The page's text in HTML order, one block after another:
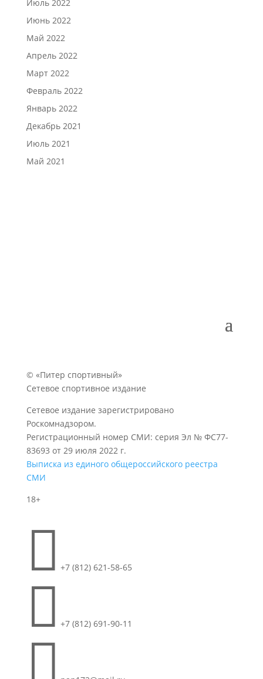
Июль 2022
Июнь 2022
Май 2022
Апрель 2022
Март 2022
Февраль 2022
Январь 2022
Декабрь 2021
Июль 2021
Май 2021
© «Питер спортивный»
Сетевое спортивное издание
Сетевое издание зарегистрировано
Роскомнадзором.
Регистрационный номер СМИ: серия Эл № ФС77-
83693 от 29 июля 2022 г.
Выписка из единого общероссийского реестра
СМИ
18+
 +7 (812) 621-58-65
 +7 (812) 691-90-11
